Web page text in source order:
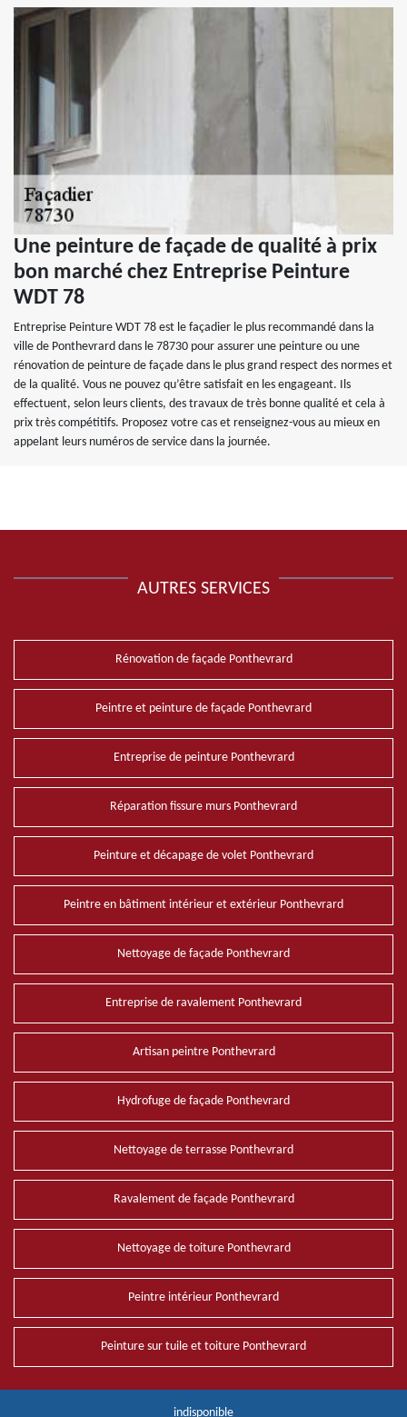
Une peinture de façade de qualité à prix
bon marché chez Entreprise Peinture
WDT 78
Entreprise Peinture WDT 78 est le façadier le plus recommandé dans la
ville de Ponthevrard dans le 78730 pour assurer une peinture ou une
rénovation de peinture de façade dans le plus grand respect des normes et
de la qualité. Vous ne pouvez qu’être satisfait en les engageant. Ils
effectuent, selon leurs clients, des travaux de très bonne qualité et cela à
prix très compétitifs. Proposez votre cas et renseignez-vous au mieux en
appelant leurs numéros de service dans la journée.
AUTRES SERVICES
Rénovation de façade Ponthevrard
Peintre et peinture de façade Ponthevrard
Entreprise de peinture Ponthevrard
Réparation fissure murs Ponthevrard
Peinture et décapage de volet Ponthevrard
Peintre en bâtiment intérieur et extérieur Ponthevrard
Nettoyage de façade Ponthevrard
Entreprise de ravalement Ponthevrard
Artisan peintre Ponthevrard
Hydrofuge de façade Ponthevrard
Nettoyage de terrasse Ponthevrard
Ravalement de façade Ponthevrard
Nettoyage de toiture Ponthevrard
Peintre intérieur Ponthevrard
Peinture sur tuile et toiture Ponthevrard
indisponible